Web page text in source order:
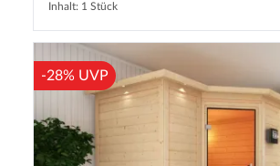
Inhalt: 1 Stück
-28% UVP